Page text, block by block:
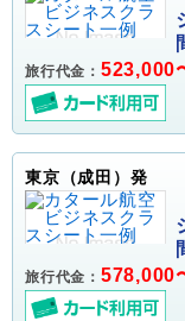
旅行代金： 523,000
東京（成田）発
旅行代金： 578,000